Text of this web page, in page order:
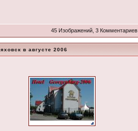
45 Изображений, 3 Комментариев
в августе 2006